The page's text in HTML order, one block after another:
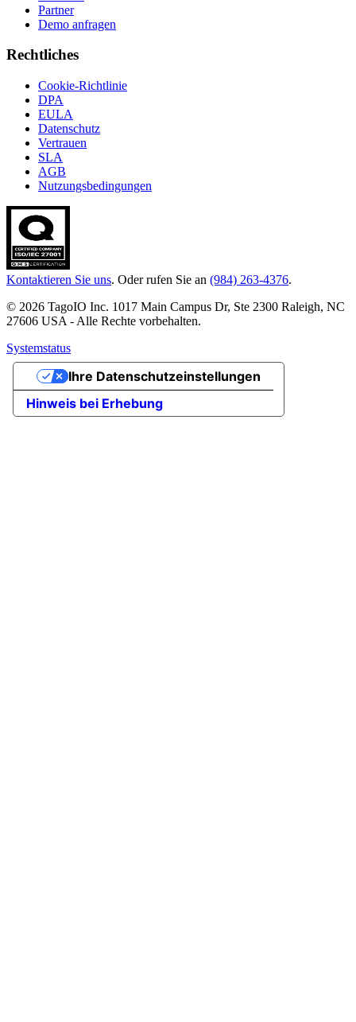
Partner
Demo anfragen
Rechtliches
Cookie-Richtlinie
DPA
EULA
Datenschutz
Vertrauen
SLA
AGB
Nutzungsbedingungen
Kontaktieren Sie uns. Oder rufen Sie an (984) 263-4376.
© 2026 TagoIO Inc. 1017 Main Campus Dr, Ste 2300 Raleigh, NC
27606 USA - Alle Rechte vorbehalten.
Systemstatus
Hinweis bei Erhebung
Ihre Datenschutzeinstellungen